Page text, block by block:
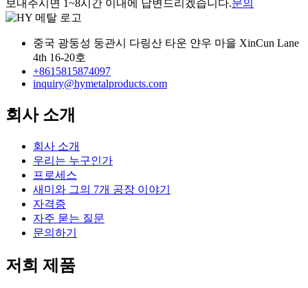
보내주시면 1~8시간 이내에 답변드리겠습니다.문의
중국 광둥성 둥관시 다링산 타운 얀우 마을 XinCun Lane
4th 16-20호
+8615815874097
inquiry@hymetalproducts.com
회사 소개
회사 소개
우리는 누구인가
프로세스
새미와 그의 7개 공장 이야기
자격증
자주 묻는 질문
문의하기
저희 제품